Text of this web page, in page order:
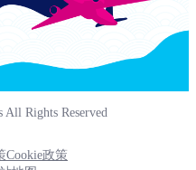
Rights Reserved
Cookie政策